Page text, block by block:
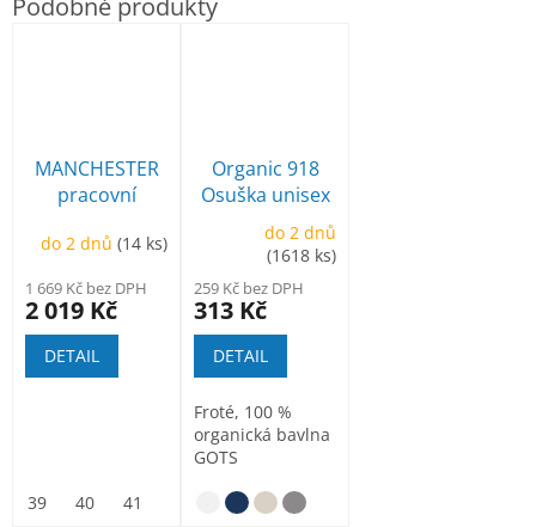
MANCHESTER
pracovní
do 2 dnů(14 ks)
1 669 Kč bez DPH
2 019 Kč
DETAIL
39 40 41 43 44
Organic 918
Osuška unisex
do 2 dnů
(1618 ks)
259 Kč bez DPH
313 Kč
DETAIL
Froté, 100 %
organická bavlna
GOTS